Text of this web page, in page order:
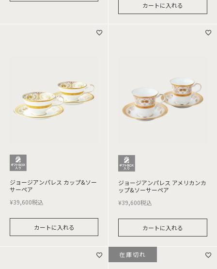
カートに入れる
ジョージアンパレス カップ&ソー
サーペア
¥39,600税込
カートに入れる
ジョージアンパレス アメリカンカ
ップ&ソーサーペア
¥39,600税込
カートに入れる
在庫切れ